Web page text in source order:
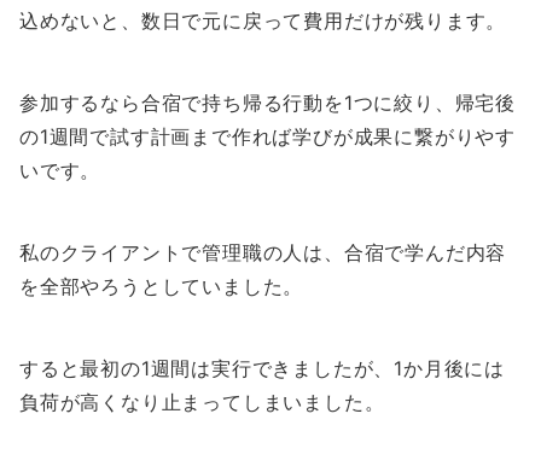
込めないと、数日で元に戻って費用だけが残ります。
参加するなら合宿で持ち帰る行動を1つに絞り、帰宅後
の1週間で試す計画まで作れば学びが成果に繋がりやす
いです。
私のクライアントで管理職の人は、合宿で学んだ内容
を全部やろうとしていました。
すると最初の1週間は実行できましたが、1か月後には
負荷が高くなり止まってしまいました。